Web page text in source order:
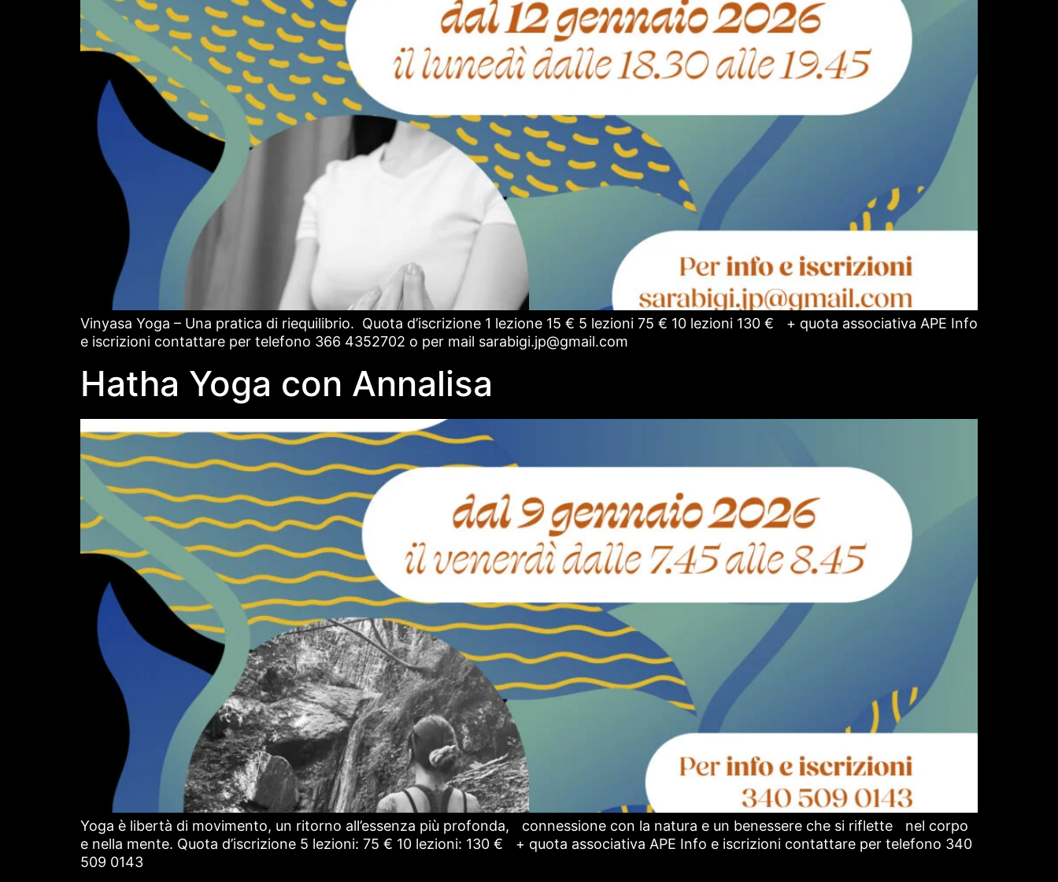
Vinyasa Yoga – Una pratica di riequilibrio. Quota d’iscrizione 1 lezione 15 € 5 lezioni 75 € 10 lezioni 130 € + quota associativa APE Info
e iscrizioni contattare per telefono 366 4352702 o per mail sarabigi.jp@gmail.com
Hatha Yoga con Annalisa
Yoga è libertà di movimento, un ritorno all’essenza più profonda, connessione con la natura e un benessere che si riflette nel corpo
e nella mente. Quota d’iscrizione 5 lezioni: 75 € 10 lezioni: 130 € + quota associativa APE Info e iscrizioni contattare per telefono 340
509 0143